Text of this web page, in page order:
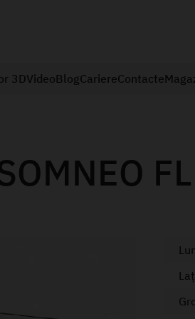
3DVideoBlogCariereContacte